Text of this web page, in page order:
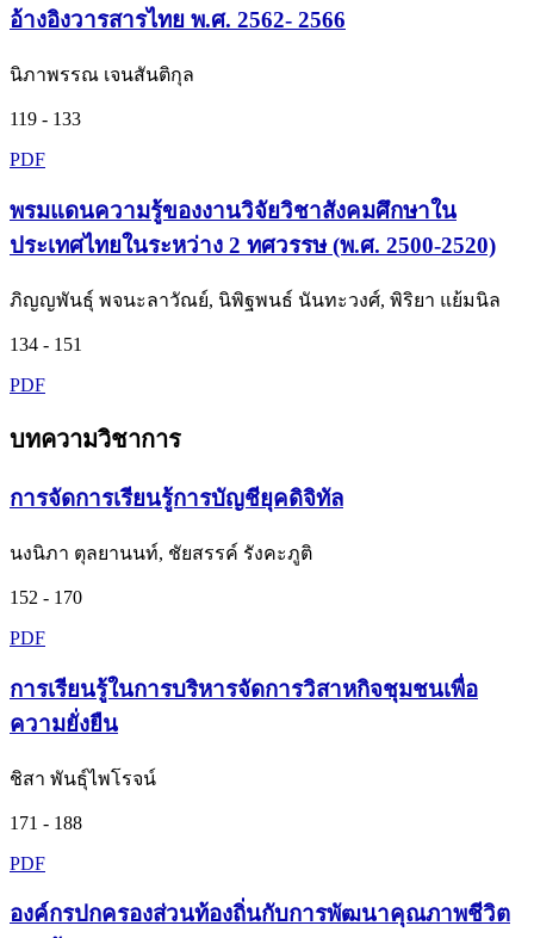
อ้างอิงวารสารไทย พ.ศ. 2562- 2566
นิภาพรรณ เจนสันติกุล
119 - 133
PDF
พรมแดนความรู้ของงานวิจัยวิชาสังคมศึกษาใน
ประเทศไทยในระหว่าง 2 ทศวรรษ (พ.ศ. 2500-2520)
ภิญญพันธุ์ พจนะลาวัณย์, นิพิฐพนธ์ นันทะวงศ์, พิริยา แย้มนิล
134 - 151
PDF
บทความวิชาการ
การจัดการเรียนรู้การบัญชียุคดิจิทัล
นงนิภา ตุลยานนท์, ชัยสรรค์ รังคะภูติ
152 - 170
PDF
การเรียนรู้ในการบริหารจัดการวิสาหกิจชุมชนเพื่อ
ความยั่งยืน
ชิสา พันธุ์ไพโรจน์
171 - 188
PDF
องค์กรปกครองส่วนท้องถิ่นกับการพัฒนาคุณภาพชีวิต